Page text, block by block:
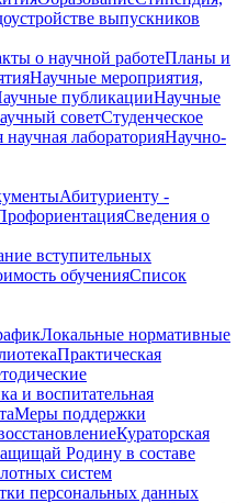
выпускников
о научной работеПланы и
Научные мероприятия,
публикацииНаучные
советСтуденческое
научная лабораторияНаучно-
Абитуриенту -
Сведения о
вступительных
обученияCписок
Локальные нормативные
Практическая
и воспитательная
Меры поддержки
Кураторская
Родину в составе
систем
персональных данных